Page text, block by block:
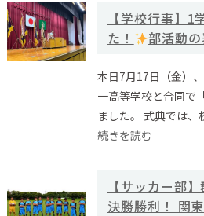
【学校行事】1
た！
部活動
本日7月17日（金）
一高等学校と合同で
ました。 式典では、
続きを読む
【サッカー部
決勝勝利！ 関